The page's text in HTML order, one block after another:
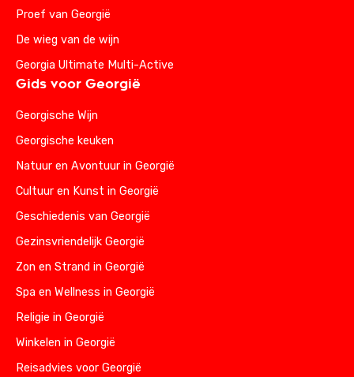
Proef van Georgië
De wieg van de wijn
Georgia Ultimate Multi-Active
Gids voor Georgië
Georgische Wijn
Georgische keuken
Natuur en Avontuur in Georgië
Cultuur en Kunst in Georgië
Geschiedenis van Georgië
Gezinsvriendelijk Georgië
Zon en Strand in Georgië
Spa en Wellness in Georgië
Religie in Georgië
Winkelen in Georgië
Reisadvies voor Georgië